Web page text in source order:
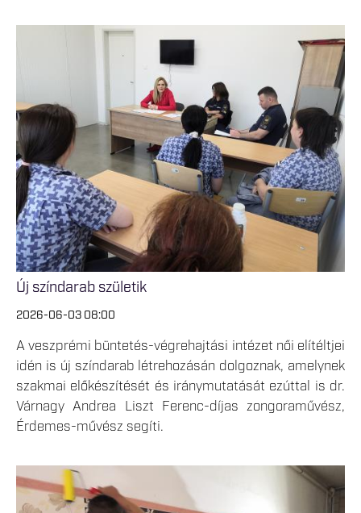
Új színdarab születik
2026-06-03 08:00
A veszprémi büntetés-végrehajtási intézet női elítéltjei
idén is új színdarab létrehozásán dolgoznak, amelynek
szakmai előkészítését és iránymutatását ezúttal is dr.
Várnagy Andrea Liszt Ferenc-díjas zongoraművész,
Érdemes-művész segíti.